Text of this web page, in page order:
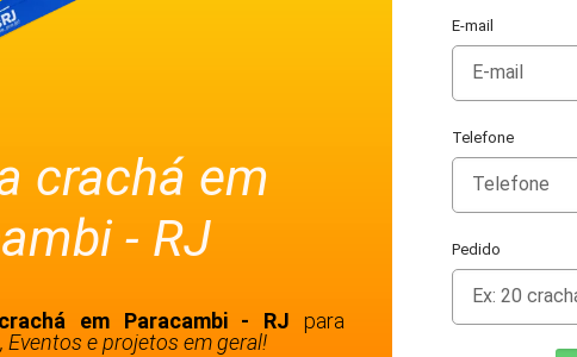
crachá em
- RJ
em Paracambi - RJpara
Eventos e projetos em geral!
E-mail
Telefone
Pedido